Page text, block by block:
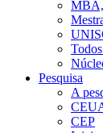
MBA,
Pesquisa
A
CEP